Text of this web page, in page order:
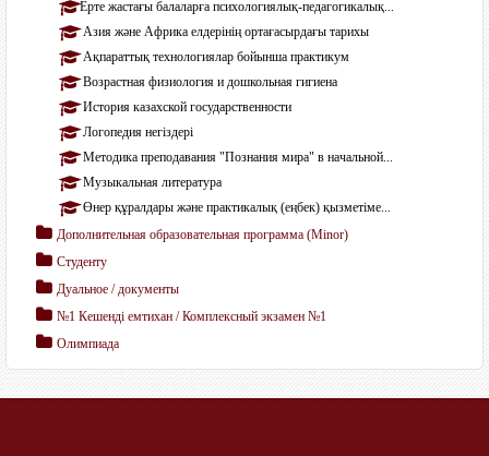
Ерте жастағы балаларға психологиялық-педагогикалық...
Азия және Африка елдерінің ортағасырдағы тарихы
Ақпараттық технологиялар бойынша практикум
Возрастная физиология и дошкольная гигиена
История казахской государственности
Логопедия негіздері
Методика преподавания "Познания мира" в начальной...
Музыкальная литература
Өнер құралдары және практикалық (еңбек) қызметіме...
Дополнительная образовательная программа (Мinor)
Студенту
Дуальное / документы
№1 Кешенді емтихан / Комплексный экзамен №1
Олимпиада